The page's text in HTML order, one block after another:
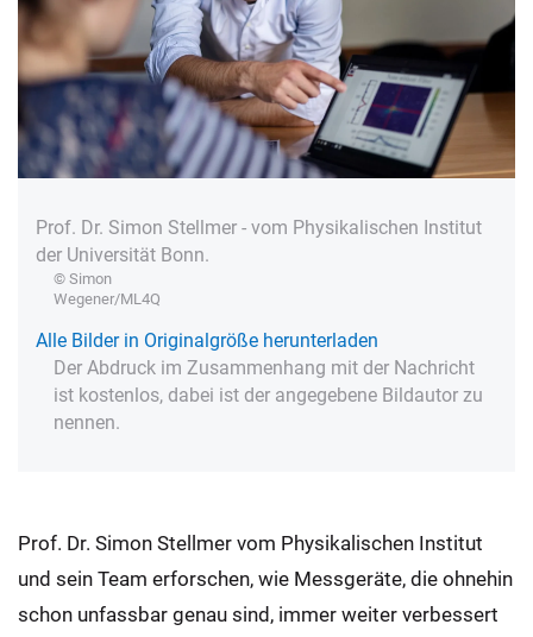
Prof. Dr. Simon Stellmer - vom Physikalischen Institut
der Universität Bonn.
© Simon
Wegener/ML4Q
Alle Bilder in Originalgröße herunterladen
Der Abdruck im Zusammenhang mit der Nachricht
ist kostenlos, dabei ist der angegebene Bildautor zu
nennen.
Prof. Dr. Simon Stellmer vom Physikalischen Institut
und sein Team erforschen, wie Messgeräte, die ohnehin
schon unfassbar genau sind, immer weiter verbessert